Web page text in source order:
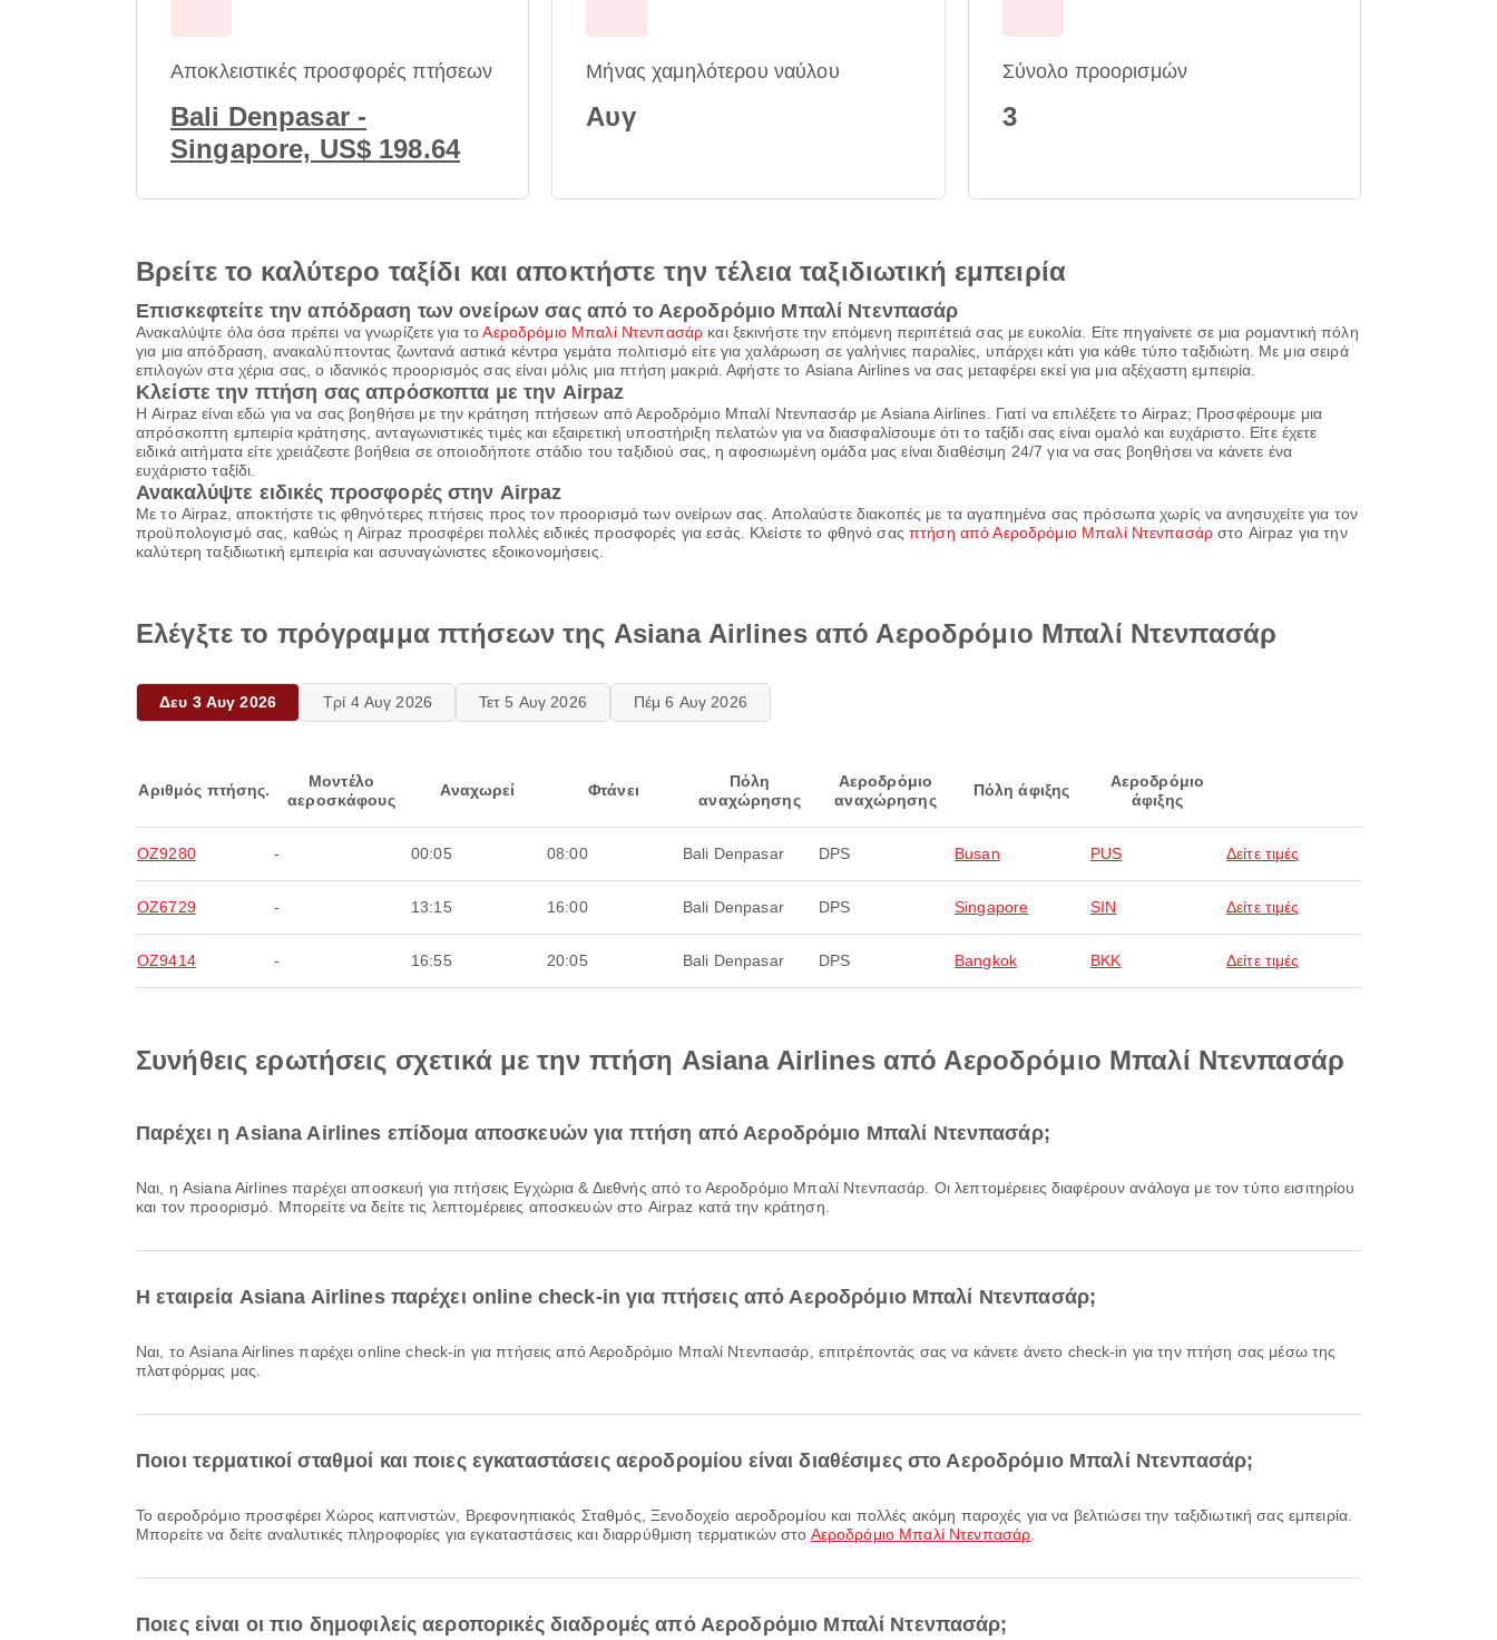
Αποκλειστικές προσφορές πτήσεων
Bali Denpasar -
Singapore, US$ 198.64
Μήνας χαμηλότερου ναύλου
Αυγ
Σύνολο προορισμών
3
Βρείτε το καλύτερο ταξίδι και αποκτήστε την τέλεια ταξιδιωτική εμπειρία
Επισκεφτείτε την απόδραση των ονείρων σας από το Αεροδρόμιο Μπαλί Ντενπασάρ
Ανακαλύψτε όλα όσα πρέπει να γνωρίζετε για τοΑεροδρόμιο Μπαλί Ντενπασάρ και ξεκινήστε την επόμενη περιπέτειά σας με ευκολία. Είτε πηγαίνετε σε μια ρομαντική πόλη
για μια απόδραση, ανακαλύπτοντας ζωντανά αστικά κέντρα γεμάτα πολιτισμό είτε για χαλάρωση σε γαλήνιες παραλίες, υπάρχει κάτι για κάθε τύπο ταξιδιώτη. Με μια σειρά
επιλογών στα χέρια σας, ο ιδανικός προορισμός σας είναι μόλις μια πτήση μακριά. Αφήστε το Asiana Airlines να σας μεταφέρει εκεί για μια αξέχαστη εμπειρία.
Κλείστε την πτήση σας απρόσκοπτα με την Airpaz
Η Airpaz είναι εδώ για να σας βοηθήσει με την κράτηση πτήσεων από Αεροδρόμιο Μπαλί Ντενπασάρ με Asiana Airlines. Γιατί να επιλέξετε το Airpaz; Προσφέρουμε μια
απρόσκοπτη εμπειρία κράτησης, ανταγωνιστικές τιμές και εξαιρετική υποστήριξη πελατών για να διασφαλίσουμε ότι το ταξίδι σας είναι ομαλό και ευχάριστο. Είτε έχετε
ειδικά αιτήματα είτε χρειάζεστε βοήθεια σε οποιοδήποτε στάδιο του ταξιδιού σας, η αφοσιωμένη ομάδα μας είναι διαθέσιμη 24/7 για να σας βοηθήσει να κάνετε ένα
ευχάριστο ταξίδι.
Ανακαλύψτε ειδικές προσφορές στην Airpaz
Με το Airpaz, αποκτήστε τις φθηνότερες πτήσεις προς τον προορισμό των ονείρων σας. Απολαύστε διακοπές με τα αγαπημένα σας πρόσωπα χωρίς να ανησυχείτε για τον
προϋπολογισμό σας, καθώς η Airpaz προσφέρει πολλές ειδικές προσφορές για εσάς. Κλείστε το φθηνό σαςπτήση από Αεροδρόμιο Μπαλί Ντενπασάρ στο Airpaz για την
καλύτερη ταξιδιωτική εμπειρία και ασυναγώνιστες εξοικονομήσεις.
Ελέγξτε το πρόγραμμα πτήσεων της Asiana Airlines από Αεροδρόμιο Μπαλί Ντενπασάρ
Δευ 3 Αυγ 2026 Τρί 4 Αυγ 2026 Τετ 5 Αυγ 2026 Πέμ 6 Αυγ 2026
Αριθμός πτήσης.
Μοντέλο
αεροσκάφους
Αναχωρεί Φτάνει
Πόλη
αναχώρησης
Αεροδρόμιο
αναχώρησης
Πόλη άφιξης
Αεροδρόμιο
άφιξης
OZ9280 - 00:05 08:00 Bali Denpasar DPS Busan PUS Δείτε τιμές
OZ6729 - 13:15 16:00 Bali Denpasar DPS Singapore SIN Δείτε τιμές
OZ9414 - 16:55 20:05 Bali Denpasar DPS Bangkok BKK Δείτε τιμές
Συνήθεις ερωτήσεις σχετικά με την πτήση Asiana Airlines από Αεροδρόμιο Μπαλί Ντενπασάρ
Παρέχει η Asiana Airlines επίδομα αποσκευών για πτήση από Αεροδρόμιο Μπαλί Ντενπασάρ;
Ναι, η Asiana Airlines παρέχει αποσκευή για πτήσεις Εγχώρια & Διεθνής από το Αεροδρόμιο Μπαλί Ντενπασάρ. Οι λεπτομέρειες διαφέρουν ανάλογα με τον τύπο εισιτηρίου
και τον προορισμό. Μπορείτε να δείτε τις λεπτομέρειες αποσκευών στο Airpaz κατά την κράτηση.
Η εταιρεία Asiana Airlines παρέχει online check-in για πτήσεις από Αεροδρόμιο Μπαλί Ντενπασάρ;
Ναι, το Asiana Airlines παρέχει online check-in για πτήσεις από Αεροδρόμιο Μπαλί Ντενπασάρ, επιτρέποντάς σας να κάνετε άνετο check-in για την πτήση σας μέσω της
πλατφόρμας μας.
Ποιοι τερματικοί σταθμοί και ποιες εγκαταστάσεις αεροδρομίου είναι διαθέσιμες στο Αεροδρόμιο Μπαλί Ντενπασάρ;
Το αεροδρόμιο προσφέρει Χώρος καπνιστών, Βρεφονηπιακός Σταθμός, Ξενοδοχείο αεροδρομίου και πολλές ακόμη παροχές για να βελτιώσει την ταξιδιωτική σας εμπειρία.
Μπορείτε να δείτε αναλυτικές πληροφορίες για εγκαταστάσεις και διαρρύθμιση τερματικών στο Αεροδρόμιο Μπαλί Ντενπασάρ
Ποιες είναι οι πιο δημοφιλείς αεροπορικές διαδρομές από Αεροδρόμιο Μπαλί Ντενπασάρ;